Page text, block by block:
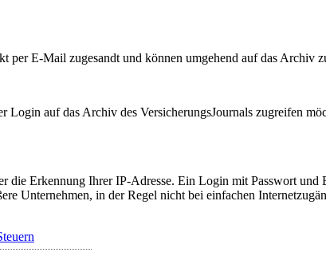
per E-Mail zugesandt und können umgehend auf das Archiv
auf das Archiv des VersicherungsJournals zugreifen
die Erkennung Ihrer IP-Adresse. Ein Login mit Passwort und
Unternehmen, in der Regel nicht bei einfachen